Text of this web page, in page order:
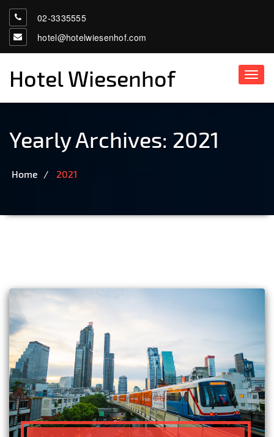
02-3335555
hotel@hotelwiesenhof.com
Hotel Wiesenhof
Yearly Archives: 2021
Home 2021